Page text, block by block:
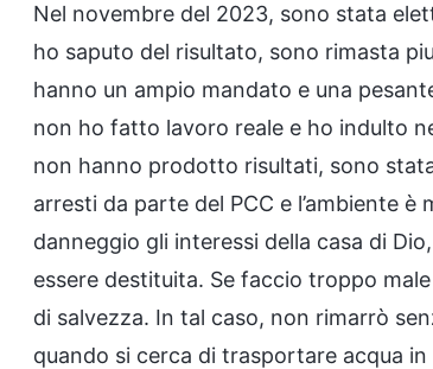
Nel novembre del 2023, sono stata
ho saputo del risultato, sono rimasta
hanno un ampio mandato e una
non ho fatto lavoro reale e ho indulto
non hanno prodotto risultati, sono
arresti da parte del PCC e l’ambiente
danneggio gli interessi della casa di
essere destituita. Se faccio troppo
di salvezza. In tal caso, non rimarrò
quando si cerca di trasportare acqua